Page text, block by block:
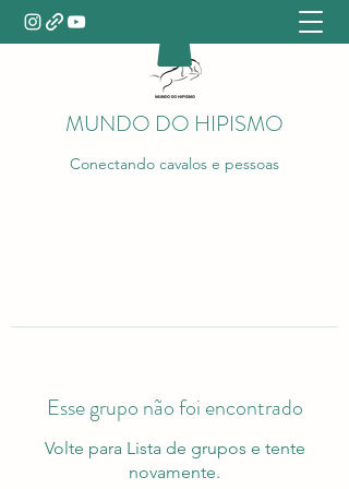
MUNDO DO HIPISMO
Conectando cavalos e pessoas
Esse grupo não foi encontrado
Volte para Lista de grupos e tente
novamente.